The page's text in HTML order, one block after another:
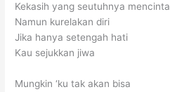
Kekasih yang seutuhnya mencinta
Namun kurelakan diri
Jika hanya setengah hati
Kau sejukkan jiwa
Mungkin ‘ku tak akan bisa